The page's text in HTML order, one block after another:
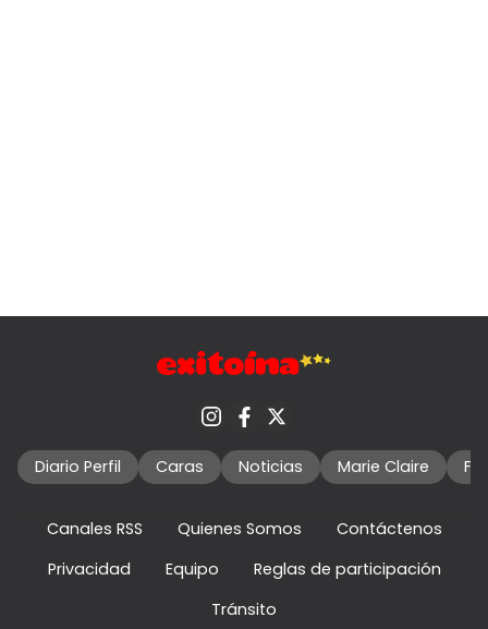
Diario Perfil Caras Noticias Marie Claire
Canales RSS Quienes Somos
Contáctenos
Privacidad
Equipo
Reglas de participación
Tránsito